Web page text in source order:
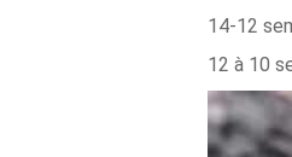
14-12
12 à 10